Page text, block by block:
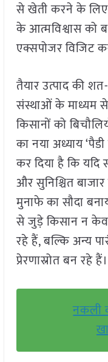
से खेती करने के लिए
के आत्मविश्वास को
एक्सपोजर विजिट
तैयार उत्पाद की
संस्थाओं के माध्यम
किसानों को
का नया अध्याय
कर दिया है कि यदि
और सुनिश्चित
मुनाफे का सौदा
से जुड़े किसान न
रहे हैं, बल्कि अन्य
प्रेरणास्रोत बन रहे हैं।
नकली